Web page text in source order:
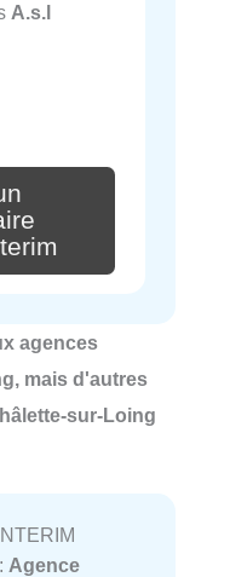
A.s.l
agences
mais d'autres
sur-Loing
Agence